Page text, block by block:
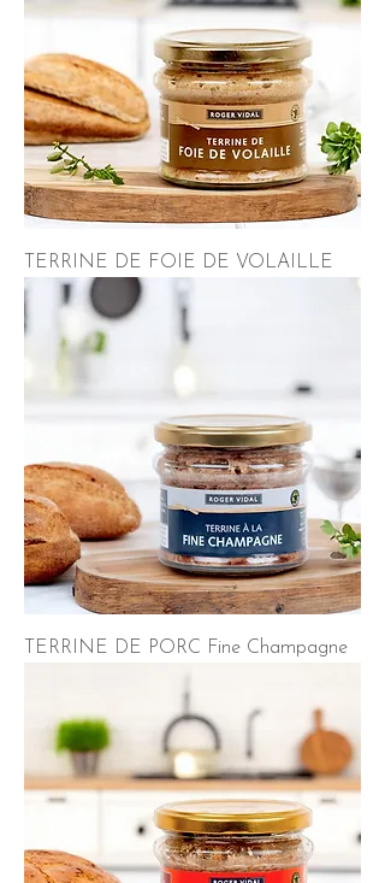
TERRINE DE FOIE DE VOLAILLE
TERRINE DE PORC Fine Champagne